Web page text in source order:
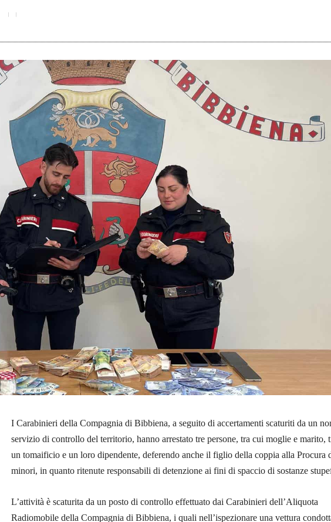
I Carabinieri della Compagnia di Bibbiena, a seguito di accertamenti scaturiti da un
servizio di controllo del territorio, hanno arrestato tre persone, tra cui moglie e marito,
un tomaificio e un loro dipendente, deferendo anche il figlio della coppia alla Procura
minori, in quanto ritenute responsabili di detenzione ai fini di spaccio di sostanze
L’attività è scaturita da un posto di controllo effettuato dai Carabinieri dell’Aliquota
Radiomobile della Compagnia di Bibbiena, i quali nell’ispezionare una vettura